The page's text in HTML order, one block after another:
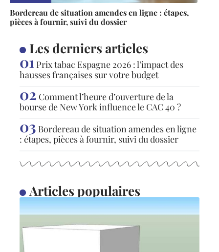
Bordereau de situation amendes en ligne : étapes,
pièces à fournir, suivi du dossier
Les derniers articles
Prix tabac Espagne 2026 : l’impact des
hausses françaises sur votre budget
Comment l’heure d’ouverture de la
bourse de New York influence le CAC 40 ?
Bordereau de situation amendes en ligne
: étapes, pièces à fournir, suivi du dossier
Articles populaires